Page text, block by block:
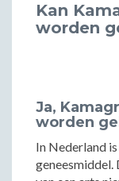
Kan
worden
Ja,
worden
In Nederland